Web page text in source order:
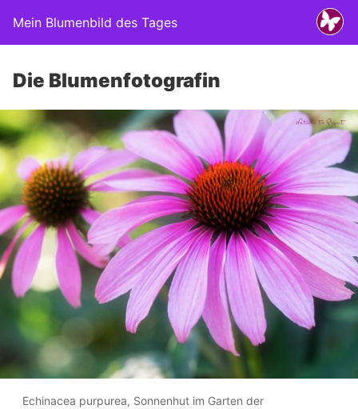
Mein Blumenbild des Tages
Die Blumenfotografin
Echinacea purpurea, Sonnenhut im Garten der